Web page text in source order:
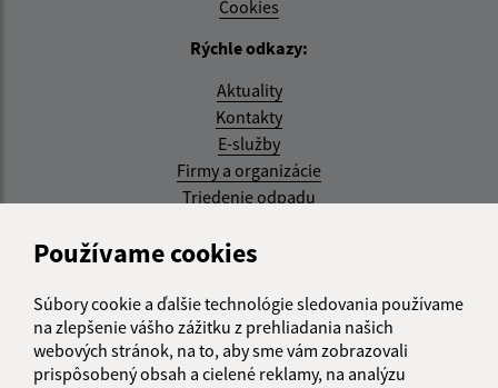
Používame cookies
Súbory cookie a ďalšie technológie sledovania používame
na zlepšenie vášho zážitku z prehliadania našich
webových stránok, na to, aby sme vám zobrazovali
prispôsobený obsah a cielené reklamy, na analýzu
Cookies
Rýchle odkazy:
Aktuality
Kontakty
E-služby
Firmy a organizácie
Triedenie odpadu
Aktualizované:
RSS
Správca obsahu: